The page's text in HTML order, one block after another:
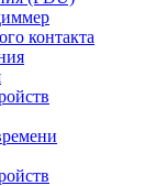
контакта